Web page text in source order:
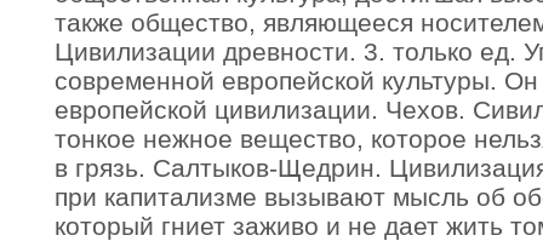
также общество, являющееся
Цивилизации древности. 3. только ед.
современной европейской культуры.
европейской цивилизации. Чехов.
тонкое нежное вещество, которое
в грязь. Салтыков-Щедрин.
при капитализме вызывают мысль об
который гниет заживо и не дает жить